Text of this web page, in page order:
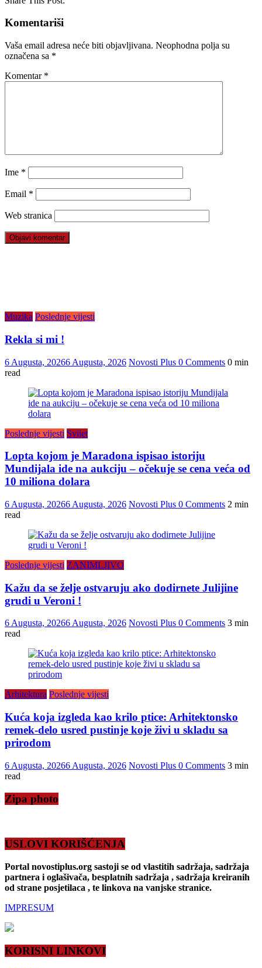
Komentariši
Vaša email adresa neće biti objavljivana. Neophodna polja su
označena sa *
Komentar *
Ime *
Email *
Web stranica
Muzika Poslednje vijesti
Rekla si mi !
6 Augusta, 20266 Augusta, 2026 Novosti Plus 0 Comments 0 min
read
Poslednje vijesti Svijet
Lopta kojom je Maradona ispisao istoriju
Mundijala ide na aukciju – očekuje se cena veća od
10 miliona dolara
6 Augusta, 20266 Augusta, 2026 Novosti Plus 0 Comments 2 min
read
Poslednje vijesti ZANIMLJIVO
Kažu da se želje ostvaruju ako dodirnete Julijine
grudi u Veroni !
6 Augusta, 20266 Augusta, 2026 Novosti Plus 0 Comments 3 min
read
Arhitektura Poslednje vijesti
Kuća koja izgleda kao krilo ptice: Arhitektonsko
remek-delo usred pustinje koje živi u skladu sa
prirodom
6 Augusta, 20266 Augusta, 2026 Novosti Plus 0 Comments 3 min
read
Zipa photo
USLOVI KORIŠĆENJA
Portal novostiplus.org sastoji se od vlastitih sadržaja, sadržaja
partnera i oglašivača, besplatnih sadržaja , sadržaja kreiranih
od strane posjetilaca , te linkova na vanjske stranice.
IMPRESUM
KORISNI LINKOVI